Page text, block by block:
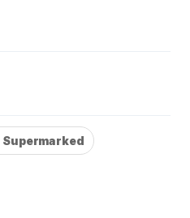
Supermarked